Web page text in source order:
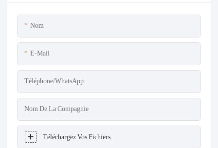
Nom
E-Mail
Téléphone/WhatsApp
Nom De La Compagnie
Téléchargez Vos Fichiers